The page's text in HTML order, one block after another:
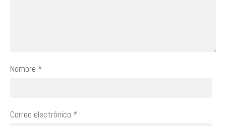
Nombre *
Correo electrónico *